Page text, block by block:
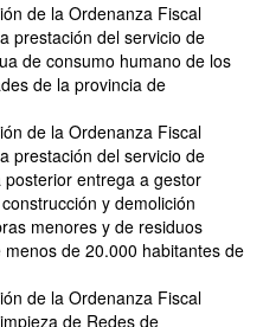
de la Ordenanza Fiscal
prestación del servicio de
de consumo humano de los
de la provincia de
de la Ordenanza Fiscal
prestación del servicio de
entrega a gestor
y demolición
menores y de residuos
de 20.000 habitantes de
de la Ordenanza Fiscal
de Redes de